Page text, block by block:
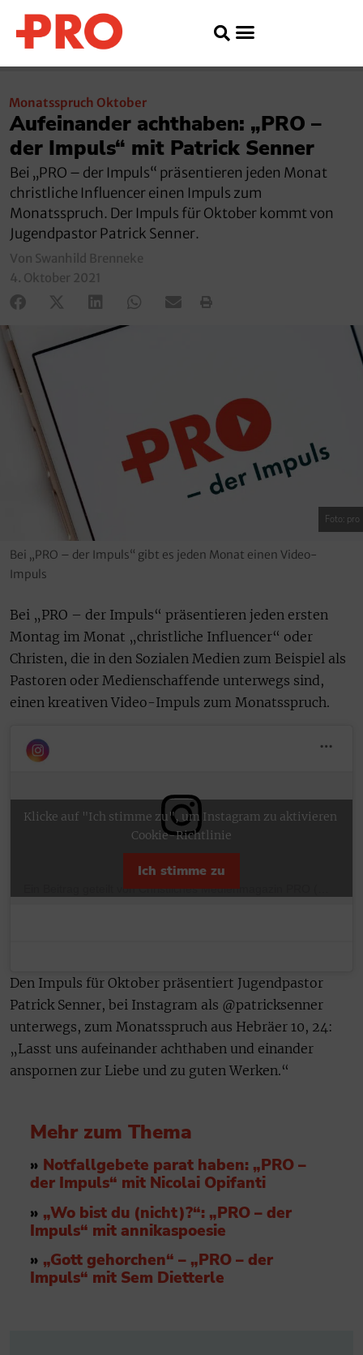
Monatsspruch Oktober
Aufeinander achthaben: „PRO –
der Impuls“ mit Patrick Senner
Bei „PRO – der Impuls“ präsentieren jeden Monat
christliche Influencer einen Impuls zum
Monatsspruch. Der Impuls für Oktober kommt von
Jugendpastor Patrick Senner.
Von Swanhild Brenneke
4. Oktober 2021
Foto: pro
Bei „PRO – der Impuls“ gibt es jeden Monat einen Video-
Impuls
Bei „PRO – der Impuls“ präsentieren jeden ersten
Montag im Monat „christliche Influencer“ oder
Christen, die in den Sozialen Medien zum Beispiel als
Pastoren oder Medienschaffende unterwegs sind,
einen kreativen Video-Impuls zum Monatsspruch.
Klicke auf "Ich stimme zu", um Instagram zu aktivieren
Cookie-Richtlinie
Ich stimme zu
Den Impuls für Oktober präsentiert Jugendpastor
Patrick Senner, bei Instagram als @patricksenner
unterwegs, zum Monatsspruch aus Hebräer 10, 24:
„Lasst uns aufeinander achthaben und einander
anspornen zur Liebe und zu guten Werken.“
Mehr zum Thema
» Notfallgebete parat haben: „PRO –
der Impuls“ mit Nicolai Opifanti
» „Wo bist du (nicht)?“: „PRO – der
Impuls“ mit annikaspoesie
» „Gott gehorchen“ – „PRO – der
Impuls“ mit Sem Dietterle